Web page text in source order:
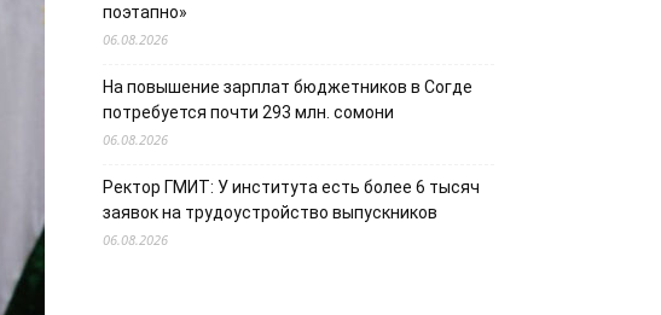
поэтапно»
06.08.2026
На повышение зарплат бюджетников в Согде
потребуется почти 293 млн. сомони
06.08.2026
Ректор ГМИТ: У института есть более 6 тысяч
заявок на трудоустройство выпускников
06.08.2026